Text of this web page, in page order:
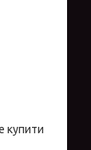
купити